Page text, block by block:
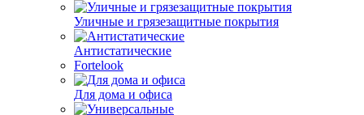
Уличные и грязезащитные покрытия
Антистатические
Fortelook
Для дома и офиса